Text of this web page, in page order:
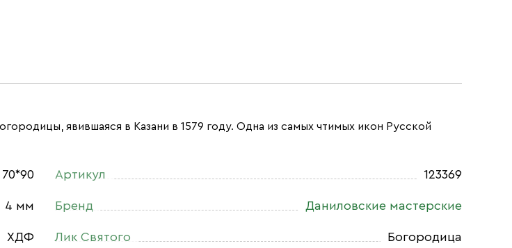
явившаяся в Казани в 1579 году. Одна из самых чтимых икон Русской
70*90
4 мм
ХДФ
Артикул 123369
Бренд Даниловские мастерские
Лик Святого Богородица